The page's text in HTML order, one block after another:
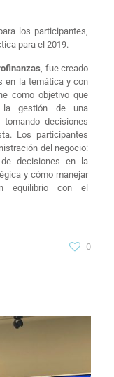
los participantes,
para el 2019.
, fue creado
en la temática y con
como objetivo que
la gestión de una
decisiones
Los participantes
del negocio:
decisiones en la
y cómo manejar
equilibrio con el
0